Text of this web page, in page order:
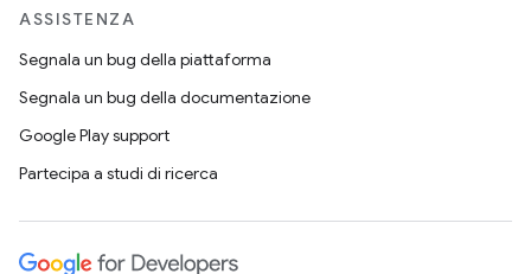
ASSISTENZA
Segnala un bug della piattaforma
Segnala un bug della documentazione
Google Play support
Partecipa a studi di ricerca